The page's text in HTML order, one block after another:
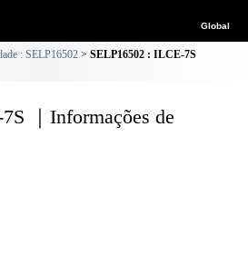
Global
: SELP16502
SELP16502 : ILCE-7S
｜Informações de